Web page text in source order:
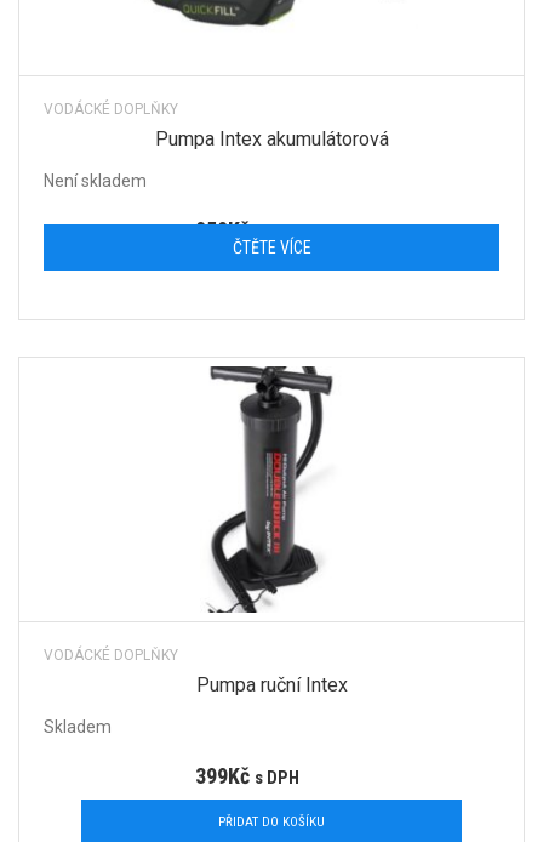
VODÁCKÉ DOPLŇKY
Pumpa Intex akumulátorová
959Kč s DPH
Není skladem
ČTĚTE VÍCE
VODÁCKÉ DOPLŇKY
Pumpa ruční Intex
399Kč s DPH
Skladem
PŘIDAT DO KOŠÍKU